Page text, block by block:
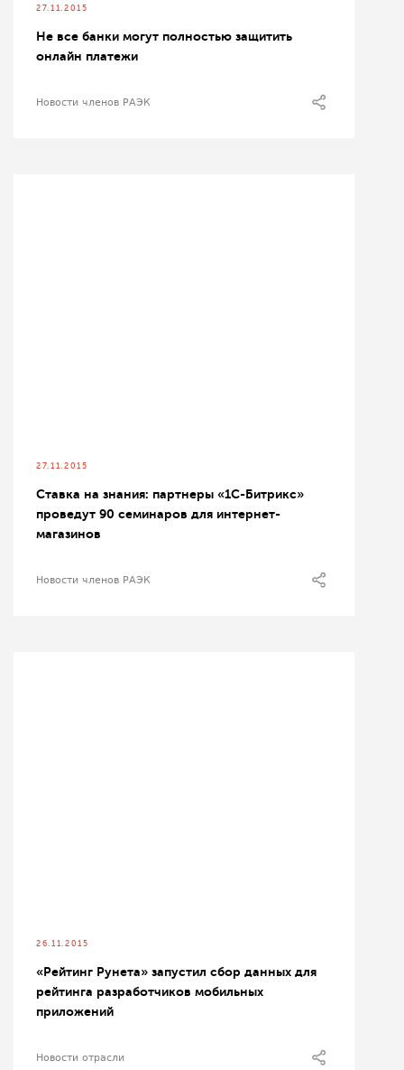
27.11.2015
Не все банки могут полностью защитить
онлайн платежи
Новости членов РАЭК
27.11.2015
Ставка на знания: партнеры «1С-Битрикс»
проведут 90 семинаров для интернет-
магазинов
Новости членов РАЭК
26.11.2015
«Рейтинг Рунета» запустил сбор данных для
рейтинга разработчиков мобильных
приложений
Новости отрасли